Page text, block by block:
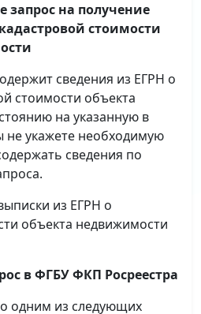
запрос на получение
стоимости
сведения из ЕГРН о
стоимости объекта
на указанную в
не укажете необходимую
сведения по
из ЕГРН о
объекта недвижимости
в ФГБУ ФКП Росреестра
одним из следующих